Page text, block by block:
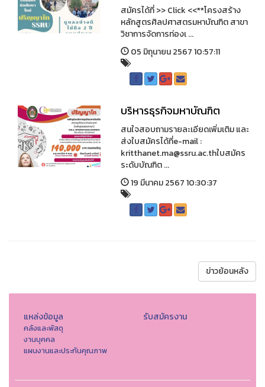
สมัครได้ที่ >> Click <<**โครงสร้าง
หลักสูตรศิลปศาสตรมหาบัณฑิต สาขา
วิชาการจัดการท่องเ ...
05 มิถุนายน 2567 10:57:11
บริหารธุรกิจมหาบัณฑิต
สนใจสอบถามรายละเอียดเพิ่มเติม และ
ส่งใบสมัครได้ที่e-mail :
kritthanet.ma@ssru.ac.thใบสมัคร
ระดับบัณฑิต ...
19 มีนาคม 2567 10:30:37
ข่าวย้อนหลัง
แหล่งข้อมูล
คลังและพัสดุ
งานบุคคล
แผนงานและประกันคุณภาพ
รับสมัครงาน